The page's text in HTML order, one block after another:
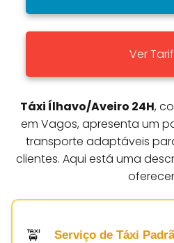
Ver
Táxi Ílhavo/Aveiro 24H,
em Vagos, apresenta um
transporte adaptáveis
clientes. Aqui está uma
Serviço de Táxi